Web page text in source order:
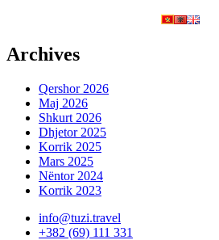
Archives
Qershor 2026
Maj 2026
Shkurt 2026
Dhjetor 2025
Korrik 2025
Mars 2025
Nëntor 2024
Korrik 2023
info@tuzi.travel
+382 (69) 111 331